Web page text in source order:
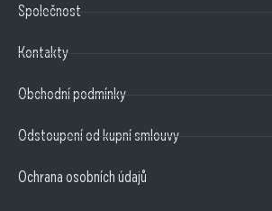
Společnost
Kontakty
Obchodní podmínky
Odstoupení od kupní smlouvy
Ochrana osobních údajů